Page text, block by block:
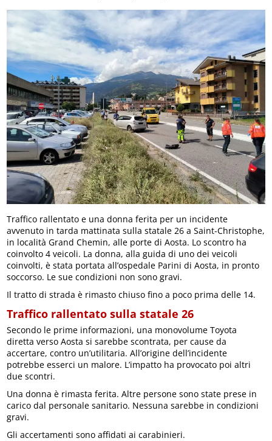
Traffico rallentato e una donna ferita per un incidente
avvenuto in tarda mattinata sulla statale 26 a Saint-Christophe,
in località Grand Chemin, alle porte di Aosta. Lo scontro ha
coinvolto 4 veicoli. La donna, alla guida di uno dei veicoli
coinvolti, è stata portata all’ospedale Parini di Aosta, in pronto
soccorso. Le sue condizioni non sono gravi.
Il tratto di strada è rimasto chiuso fino a poco prima delle 14.
Traffico rallentato sulla statale 26
Secondo le prime informazioni, una monovolume Toyota
diretta verso Aosta si sarebbe scontrata, per cause da
accertare, contro un’utilitaria. All’origine dell’incidente
potrebbe esserci un malore. L’impatto ha provocato poi altri
due scontri.
Una donna è rimasta ferita. Altre persone sono state prese in
carico dal personale sanitario. Nessuna sarebbe in condizioni
gravi.
Gli accertamenti sono affidati ai carabinieri.